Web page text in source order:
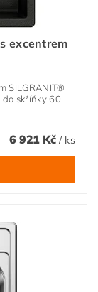
excentrem
SILGRANIT®
skříňky 60
6 921 Kč / ks